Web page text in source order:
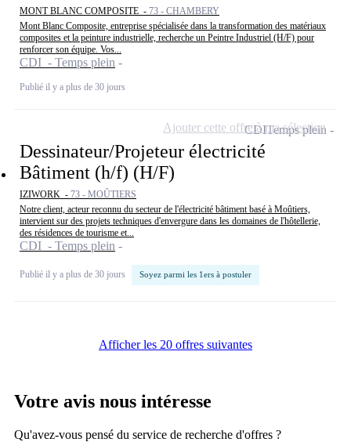
MONT BLANC COMPOSITE - 73 - CHAMBERY
Mont Blanc Composite, entreprise spécialisée dans la transformation des matériaux
composites et la peinture industrielle, recherche un Peintre Industriel (H/F) pour
renforcer son équipe. Vos...
CDI - Temps plein
Publié il y a plus de 30 jours
Dessinateur/Projeteur électricité
Bâtiment (h/f) (H/F)
IZIWORK - 73 - MOÛTIERS
Notre client, acteur reconnu du secteur de l'électricité bâtiment basé à Moûtiers,
intervient sur des projets techniques d'envergure dans les domaines de l'hôtellerie,
des résidences de tourisme et...
CDI - Temps plein
Publié il y a plus de 30 jours Soyez parmi les 1ers à postuler
CDITemps plein
Ajouter cette offre à ma sélection
Afficher les 20 offres suivantes
Votre avis nous intéresse
Qu'avez-vous pensé du service de recherche d'offres ?